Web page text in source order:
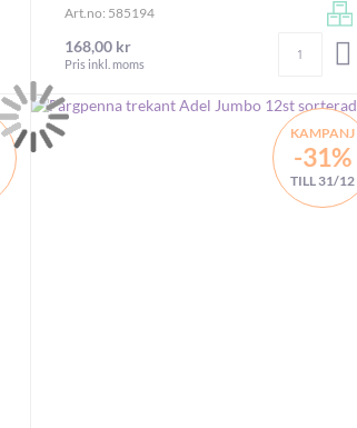
LÄGG I VARUKORGEN
Art.no: 585194
168,00 kr
Pris inkl. moms
KAMPANJ
-31%
TILL 31/12